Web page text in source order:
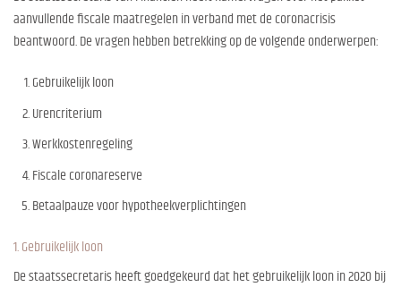
aanvullende fiscale maatregelen in verband met de coronacrisis
beantwoord. De vragen hebben betrekking op de volgende onderwerpen:
Gebruikelijk loon
Urencriterium
Werkkostenregeling
Fiscale coronareserve
Betaalpauze voor hypotheekverplichtingen
1. Gebruikelijk loon
De staatssecretaris heeft goedgekeurd dat het gebruikelijk loon in 2020 bij